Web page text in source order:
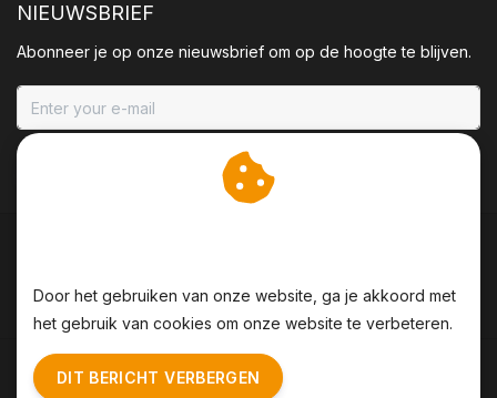
NIEUWSBRIEF
Abonneer je op onze nieuwsbrief om op de hoogte te blijven.
Algemene voorwaarden | Disclaimer
Door het gebruiken van onze website, ga je akkoord met
het gebruik van cookies om onze website te verbeteren.
DIT BERICHT VERBERGEN